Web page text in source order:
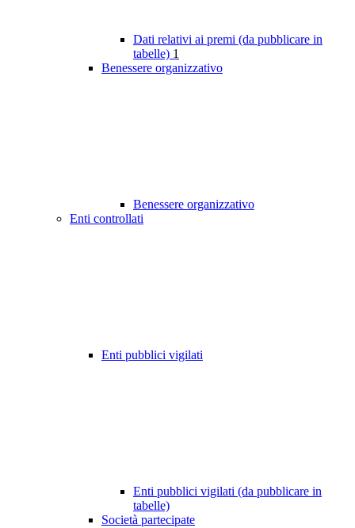
Dati relativi ai premi (da pubblicare in
tabelle) 1
Benessere organizzativo
Benessere organizzativo
Enti controllati
Enti pubblici vigilati
Enti pubblici vigilati (da pubblicare in
tabelle)
Società partecipate